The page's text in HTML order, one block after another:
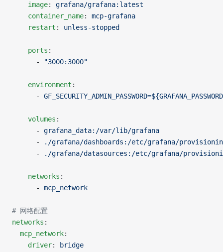
    image
: grafana/grafana:latest
    container_name
: mcp-grafana
    restart
: unless-stopped
    ports
:
      -
"3000:3000"
    environment
:
      -
    volumes
:
      -
grafana_data:/var/lib/grafana
      -
./grafana/dashboards:/etc/grafana/
      -
./grafana/datasources:/etc/grafana/
    networks
:
      -
mcp_network
# 网络配置
networks :
  mcp_network
:
    driver
:
bridge